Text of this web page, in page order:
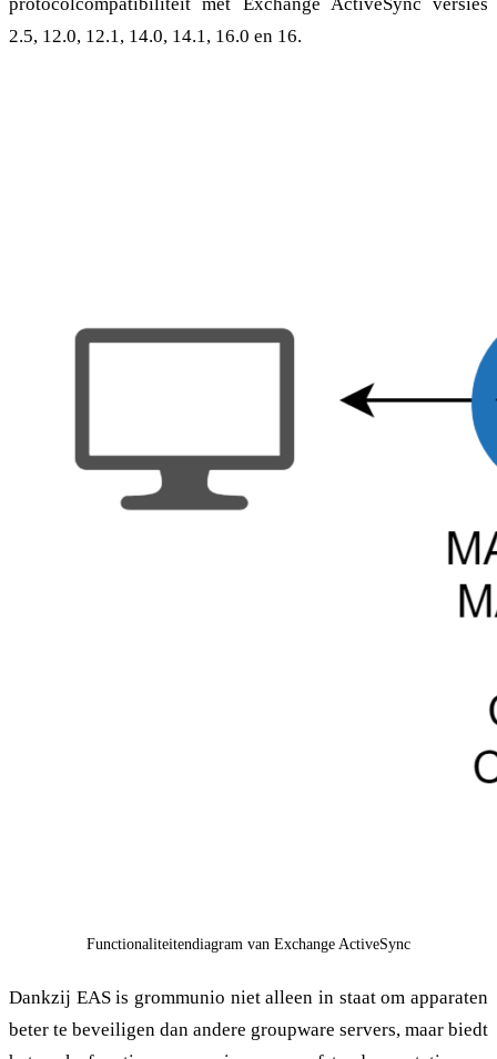
2.5, 12.0, 12.1, 14.0, 14.1, 16.0 en 16.
Functionaliteitendiagram van Exchange ActiveSync
Dankzij EAS is grommunio niet alleen in staat om apparaten
beter te beveiligen dan andere groupware servers, maar biedt